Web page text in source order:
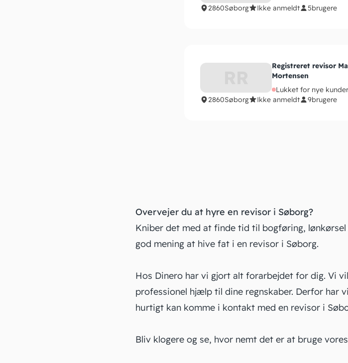
2860Søborg Ikke anmeldt 5brugere
Registreret revisor
Mortensen
Lukket for nye kunder
2860Søborg Ikke anmeldt 9brugere
Overvejer du at hyre en revisor i Søborg?
Kniber det med at finde tid til bogføring, lønkørsel
god mening at hive fat i en revisor i Søborg.
Hos Dinero har vi gjort alt forarbejdet for dig. Vi
professionel hjælp til dine regnskaber. Derfor har
hurtigt kan komme i kontakt med en revisor i
Bliv klogere og se, hvor nemt det er at bruge